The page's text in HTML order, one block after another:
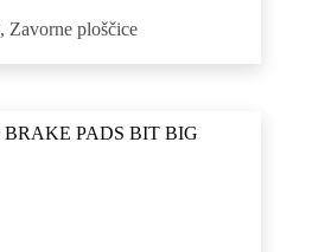
, Zavorne ploščice